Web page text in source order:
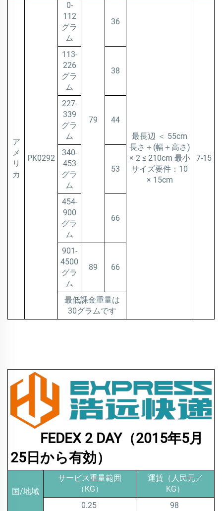
ア
メ
リ
カ
PK0292
0-
112
グラ
ム
79
36
最長辺 ＜ 55cm
長さ＋(幅＋高さ)
× 2 ≤ 210cm 最小
サイズ要件：10
× 15cm
7-15
113-
226
グラ
ム
38
227-
339
グラ
ム
44
340-
453
グラ
ム
53
454-
900
グラ
ム
66
901-
4500
グラ
ム
89 66
最低課金重量は
30グラムです
FEDEX 2 DAY（2015年5月
25日から有効）
国/地域
サービス重量範囲
（KG）
運賃（人民元／
KG）
0.25
98